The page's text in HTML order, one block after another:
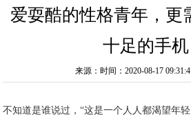
爱耍酷的性格青年，更
十足的手机
来源：时间：2020-08-17
不知道是谁说过，“这是一个人人都渴望年